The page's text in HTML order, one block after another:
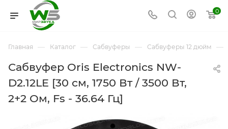
0
Главная — Каталог — Сабвуферы — Сабвуферы 12 дюйм —
Сабвуфер Oris Electronics NW-
D2.12LE [30 см, 1750 Вт / 3500 Вт,
2+2 Ом, Fs - 36.64 Гц]